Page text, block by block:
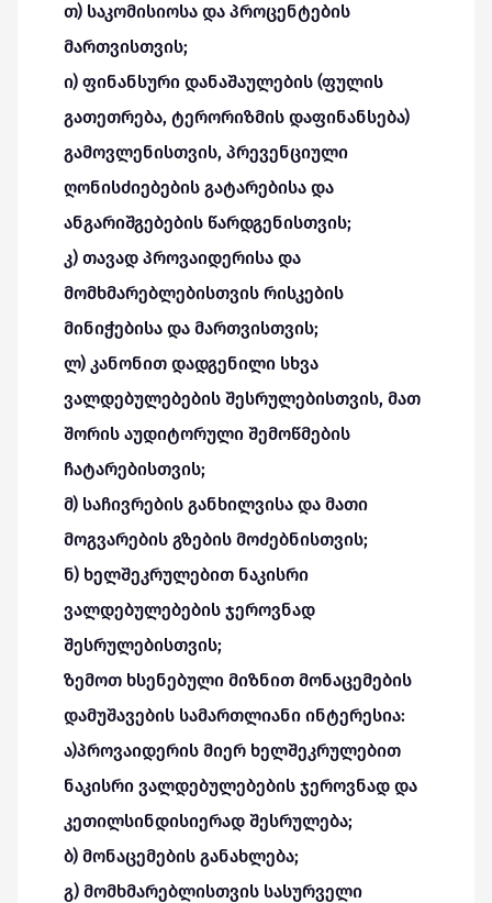
თ) საკომისიოსა და პროცენტების
მართვისთვის;
ი) ფინანსური დანაშაულების (ფულის
გათეთრება, ტერორიზმის დაფინანსება)
გამოვლენისთვის, პრევენციული
ღონისძიებების გატარებისა და
ანგარიშგებების წარდგენისთვის;
კ) თავად პროვაიდერისა და
მომხმარებლებისთვის რისკების
მინიჭებისა და მართვისთვის;
ლ) კანონით დადგენილი სხვა
ვალდებულებების შესრულებისთვის, მათ
შორის აუდიტორული შემოწმების
ჩატარებისთვის;
მ) საჩივრების განხილვისა და მათი
მოგვარების გზების მოძებნისთვის;
ნ) ხელშეკრულებით ნაკისრი
ვალდებულებების ჯეროვნად
შესრულებისთვის;
ზემოთ ხსენებული მიზნით მონაცემების
დამუშავების სამართლიანი ინტერესია:
ა)პროვაიდერის მიერ ხელშეკრულებით
ნაკისრი ვალდებულებების ჯეროვნად და
კეთილსინდისიერად შესრულება;
ბ) მონაცემების განახლება;
გ) მომხმარებლისთვის სასურველი